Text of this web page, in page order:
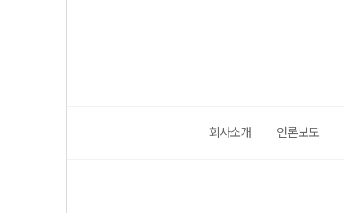
회사소개 언론보도